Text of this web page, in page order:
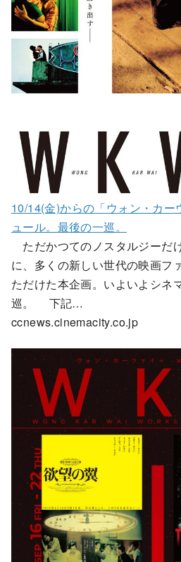
10/14(金)からの「ウォン・カー
ュール。最後の一巡。
ただかつてのノスタルジーだ
に、多くの新しい世代の映画フ
ただけた本企画。いよいよシネ
巡。 下記…
ccnews.cinemacity.co.jp